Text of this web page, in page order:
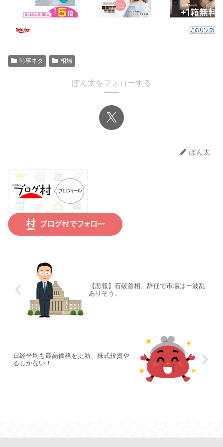
時事ネタ 相場
ぽん太をフォローする
ぽん太
【悲報】石破首相、辞任で市場は一波乱
ありそう。
日経平均も最高価格を更新、株式投資や
るしかない！